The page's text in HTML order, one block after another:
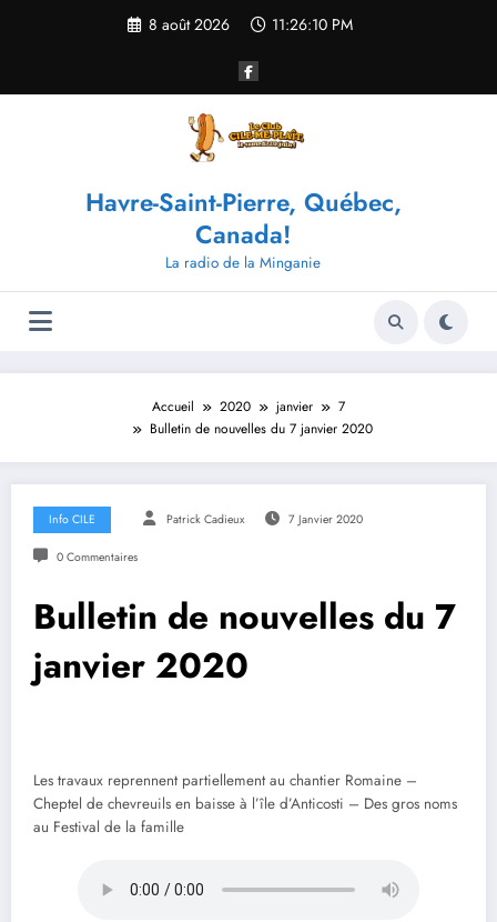
8 août 2026 11:26:10 PM
Havre-Saint-Pierre, Québec,
Canada!
La radio de la Minganie
Accueil 2020 janvier
7
Bulletin de nouvelles du 7 janvier 2020
Info CILE Patrick Cadieux 7 Janvier 2020
0 Commentaires
Bulletin de nouvelles du 7
janvier 2020
Les travaux reprennent partiellement au chantier Romaine –
Cheptel de chevreuils en baisse à l’île d’Anticosti – Des gros noms
au Festival de la famille